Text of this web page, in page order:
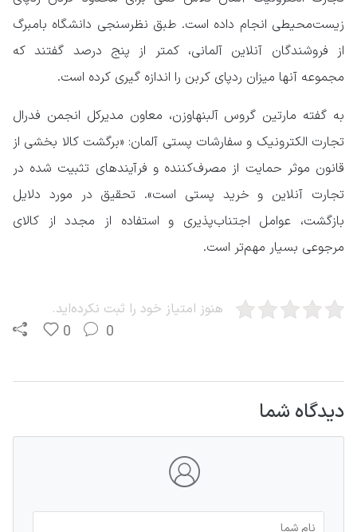
زیست‌محیطی انجام داده است. طبق نظرسنجی دانشگاه بامبرگ
از فروشندگان آنلاین آلمانی، کمتر از پنج درصد گفتند که
مجموعه آنها میزان ردپای کربن را اندازه گیری کرده است.
به گفته مارتین گروس آلبنهاوزن، معاون مدیرکل انجمن فدرال
تجارت الکترونیک و سفارشات پستی آلمان: «برگشت کالا بخشی از
قانون موثر حمایت از مصرف‌کننده و فرآیندهای تثبیت شده در
تجارت آنلاین و خرید پستی است». تحقیق در مورد دلایل
بازگشت، عوامل اجتناب‌پذیری و استفاده از مجدد از کالای
مرجوعی بسیار مهم‌تر است.
هنوز امتیاز خود را ثبت نکرده‌اید.
0 0
دیدگاه شما